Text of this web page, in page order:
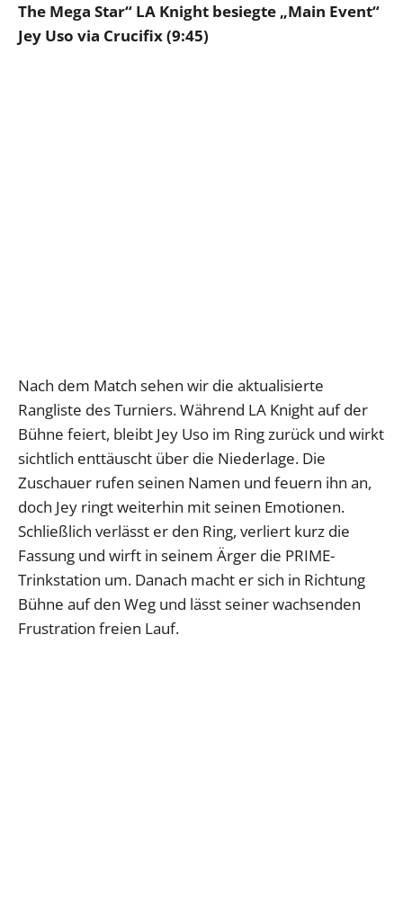
The Mega Star“ LA Knight besiegte „Main Event“
Jey Uso via Crucifix (9:45)
Nach dem Match sehen wir die aktualisierte
Rangliste des Turniers. Während LA Knight auf der
Bühne feiert, bleibt Jey Uso im Ring zurück und wirkt
sichtlich enttäuscht über die Niederlage. Die
Zuschauer rufen seinen Namen und feuern ihn an,
doch Jey ringt weiterhin mit seinen Emotionen.
Schließlich verlässt er den Ring, verliert kurz die
Fassung und wirft in seinem Ärger die PRIME-
Trinkstation um. Danach macht er sich in Richtung
Bühne auf den Weg und lässt seiner wachsenden
Frustration freien Lauf.